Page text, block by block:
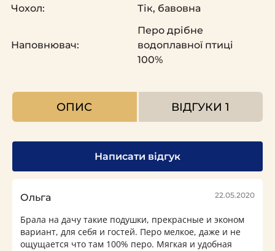
Чохол:
Тік, бавовна
Наповнювач:
Перо дрібне
водоплавної птиці
100%
ОПИС ВІДГУКИ1
Написати відгук
Ольга 22.05.2020
Брала на дачу такие подушки, прекрасные и эконом
вариант, для себя и гостей. Перо мелкое, даже и не
ощущается что там 100% перо. Мягкая и удобная